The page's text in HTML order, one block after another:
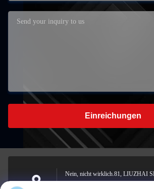
Einreichungen
Nein, nicht wirklich.81, LIUZHAI